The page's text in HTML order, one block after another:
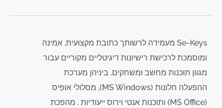
Se-Keys מעמידה לרשותך כתובת מקצועית, אמינה
ומוסמכת לרכישת רישיונות דיגיטליים מקוריים עבור
מגוון תוכנות מחשב ומשחקים, ביניהן מערכת
ההפעלה חלונות (MS Windows), מסלולי אופיס
(MS Office) ותוכנות אנטי וירוס ייעודיות . מהפכת